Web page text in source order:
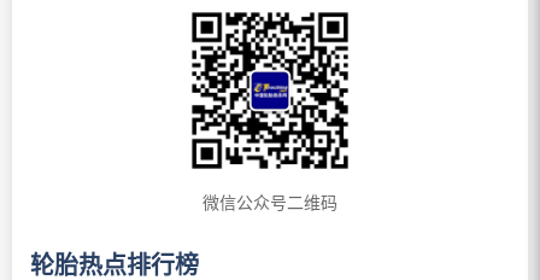
微信公众号二维码
轮胎热点排行榜